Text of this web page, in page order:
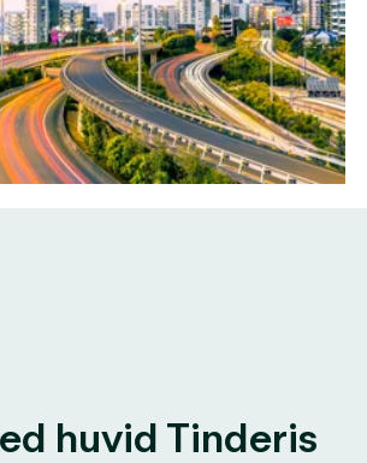
huvid Tinderis